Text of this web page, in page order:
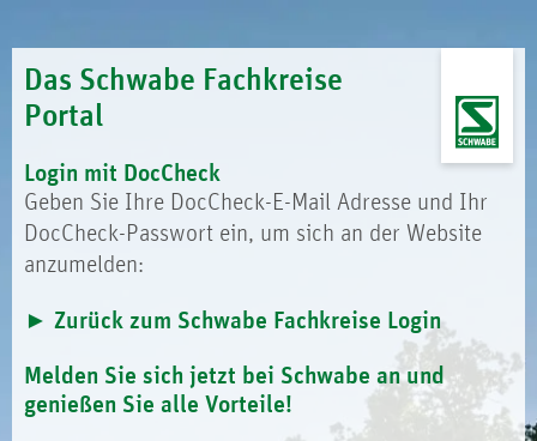
Das Schwabe Fachkreise
Portal
Login mit DocCheck
Geben Sie Ihre DocCheck-E-Mail Adresse und Ihr
DocCheck-Passwort ein, um sich an der Website
anzumelden:
Zurück zum Schwabe Fachkreise Login
Melden Sie sich jetzt bei Schwabe an und
genießen Sie alle Vorteile!